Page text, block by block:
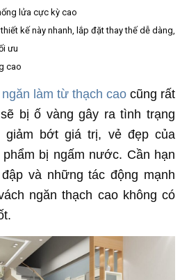
lửa cực kỳ cao
kế này nhanh, lắp đặt thay thế dễ dàng,
ưu
cao
làm từ thạch cao cũng rất
bị ố vàng gây ra tình trạng
giảm bớt giá trị, vẻ đẹp của
bị ngấm nước. Cần hạn
và những tác động mạnh
ngăn thạch cao không có